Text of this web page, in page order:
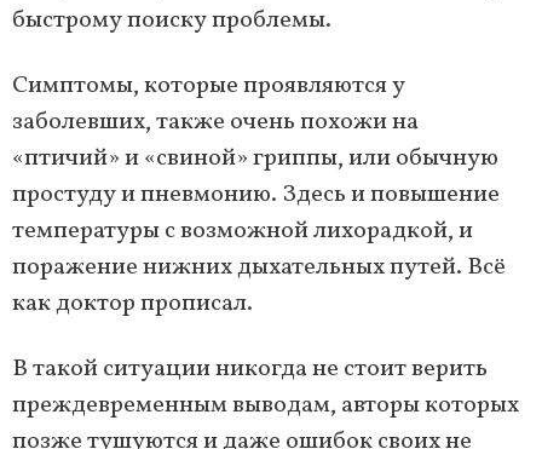
быстрому поиску проблемы.
Симптомы, которые проявляются у
заболевших, также очень похожи на
«птичий» и «свиной» гриппы, или обычную
простуду и пневмонию. Здесь и повышение
температуры с возможной лихорадкой, и
поражение нижних дыхательных путей. Всё
как доктор прописал.
В такой ситуации никогда не стоит верить
преждевременным выводам, авторы которых
позже тушуются и даже ошибок своих не